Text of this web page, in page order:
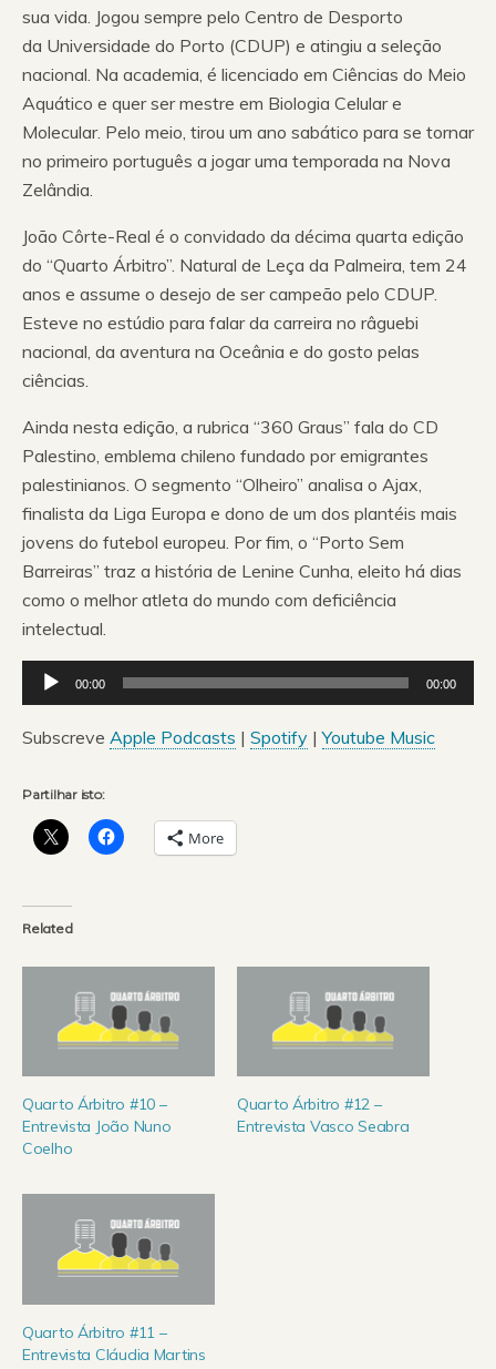
sua vida. Jogou sempre pelo Centro de Desporto
da Universidade do Porto (CDUP) e atingiu a seleção
nacional. Na academia, é licenciado em Ciências do Meio
Aquático e quer ser mestre em Biologia Celular e
Molecular. Pelo meio, tirou um ano sabático para se tornar
no primeiro português a jogar uma temporada na Nova
Zelândia.
João Côrte-Real é o convidado da décima quarta edição
do “Quarto Árbitro”. Natural de Leça da Palmeira, tem 24
anos e assume o desejo de ser campeão pelo CDUP.
Esteve no estúdio para falar da carreira no râguebi
nacional, da aventura na Oceânia e do gosto pelas
ciências.
Ainda nesta edição, a rubrica “360 Graus” fala do CD
Palestino, emblema chileno fundado por emigrantes
palestinianos. O segmento “Olheiro” analisa o Ajax,
finalista da Liga Europa e dono de um dos plantéis mais
jovens do futebol europeu. Por fim, o “Porto Sem
Barreiras” traz a história de Lenine Cunha, eleito há dias
como o melhor atleta do mundo com deficiência
intelectual.
Reprodutor
de
áudio
00:00 00:00
Subscreve Apple Podcasts | Spotify |Youtube Music
Partilhar isto:
More
Related
Quarto Árbitro #10 –
Entrevista João Nuno
Coelho
Quarto Árbitro #12 –
Entrevista Vasco Seabra
Quarto Árbitro #11 –
Entrevista Cláudia Martins